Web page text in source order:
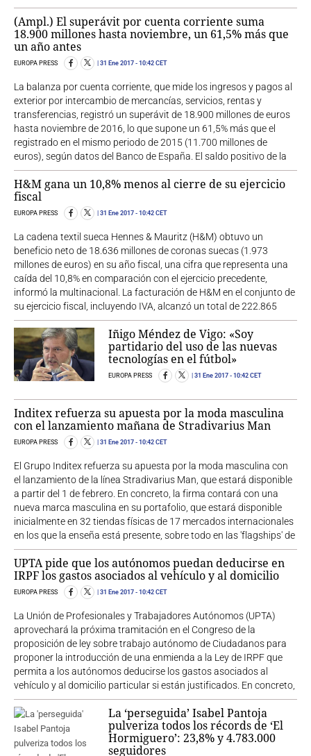
(Ampl.) El superávit por cuenta corriente suma
18.900 millones hasta noviembre, un 61,5% más que
un año antes
EUROPA PRESS 31 Ene 2017 - 10:42 CET
La balanza por cuenta corriente, que mide los ingresos y pagos al
exterior por intercambio de mercancías, servicios, rentas y
transferencias, registró un superávit de 18.900 millones de euros
hasta noviembre de 2016, lo que supone un 61,5% más que el
registrado en el mismo periodo de 2015 (11.700 millones de
euros), según datos del Banco de España. El saldo positivo de la
H&M gana un 10,8% menos al cierre de su ejercicio
fiscal
EUROPA PRESS 31 Ene 2017 - 10:42 CET
La cadena textil sueca Hennes & Mauritz (H&M) obtuvo un
beneficio neto de 18.636 millones de coronas suecas (1.973
millones de euros) en su año fiscal, una cifra que representa una
caída del 10,8% en comparación con el ejercicio precedente,
informó la multinacional. La facturación de H&M en el conjunto de
su ejercicio fiscal, incluyendo IVA, alcanzó un total de 222.865
Iñigo Méndez de Vigo: «Soy
partidario del uso de las nuevas
tecnologías en el fútbol»
EUROPA PRESS 31 Ene 2017 - 10:42 CET
Inditex refuerza su apuesta por la moda masculina
con el lanzamiento mañana de Stradivarius Man
EUROPA PRESS 31 Ene 2017 - 10:42 CET
El Grupo Inditex refuerza su apuesta por la moda masculina con
el lanzamiento de la línea Stradivarius Man, que estará disponible
a partir del 1 de febrero. En concreto, la firma contará con una
nueva marca masculina en su portafolio, que estará disponible
inicialmente en 32 tiendas físicas de 17 mercados internacionales
en los que la enseña está presente, sobre todo en las 'flagships' de
UPTA pide que los autónomos puedan deducirse en
IRPF los gastos asociados al vehículo y al domicilio
EUROPA PRESS 31 Ene 2017 - 10:42 CET
La Unión de Profesionales y Trabajadores Autónomos (UPTA)
aprovechará la próxima tramitación en el Congreso de la
proposición de ley sobre trabajo autónomo de Ciudadanos para
proponer la introducción de una enmienda a la Ley de IRPF que
permita a los autónomos deducirse los gastos asociados al
vehículo y al domicilio particular si están justificados. En concreto,
La ‘perseguida’ Isabel Pantoja
pulveriza todos los récords de ‘El
Hormiguero’: 23,8% y 4.783.000
seguidores